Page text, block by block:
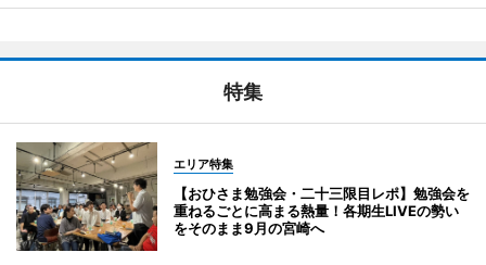
特集
エリア特集
【おひさま勉強会・二十三限目レポ】勉強会を
重ねるごとに高まる熱量！各期生LIVEの勢い
をそのまま9月の宮崎へ